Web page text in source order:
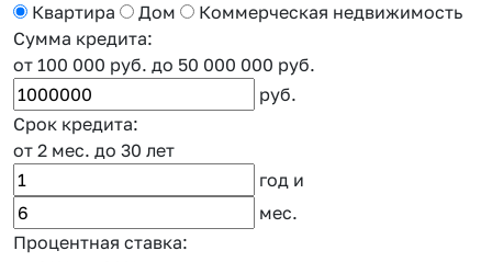
Квартира
Дом
Коммерческая недвижимость
Сумма кредита:
от 100 000 руб. до 50 000 000 руб.
руб.
Срок кредита:
от 2 мес. до 30 лет
год и
мес.
Процентная ставка: